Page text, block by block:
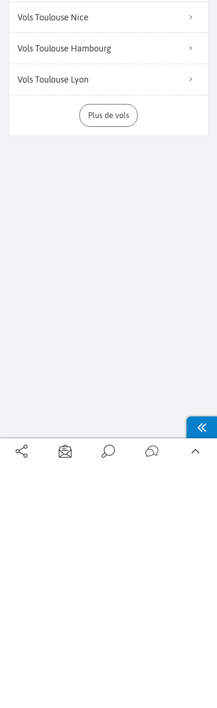
Vols Toulouse Nice
Vols Toulouse Hambourg
Vols Toulouse Lyon
Plus de vols